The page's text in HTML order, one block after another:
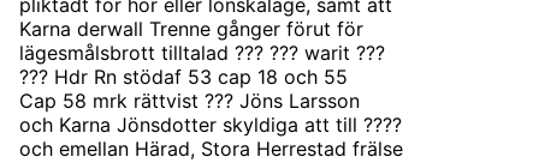
Karna derwall Trenne gånger förut för
lägesmålsbrott tilltalad ??? ??? warit ???
??? Hdr Rn stödaf 53 cap 18 och 55
Cap 58 mrk rättvist ??? Jöns Larsson
och Karna Jönsdotter skyldiga att till ????
och emellan Härad, Stora Herrestad frälse